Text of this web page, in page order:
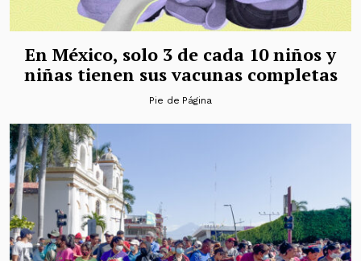
En México, solo 3 de cada 10 niños y
niñas tienen sus vacunas completas
Pie de Página